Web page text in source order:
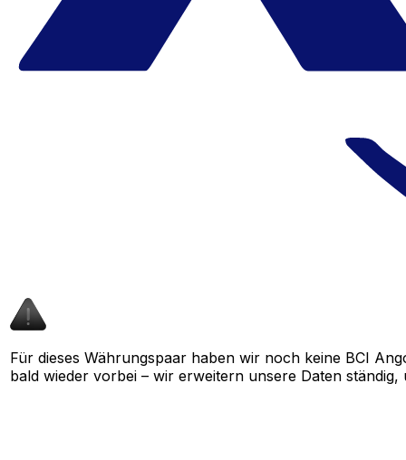
Für dieses Währungspaar haben wir noch keine BCI
bald wieder vorbei – wir erweitern unsere Daten